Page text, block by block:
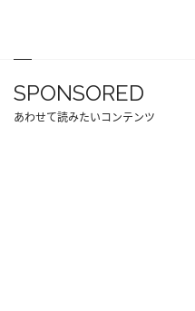
SPONSORED
あわせて読みたいコンテンツ